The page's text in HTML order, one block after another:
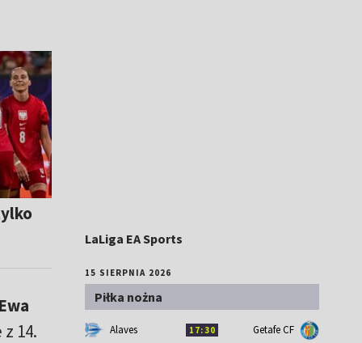
Ewa
14.
LaLiga EA Sports
15 SIERPNIA 2026
Piłka nożna
Alaves 17:30 Getafe CF